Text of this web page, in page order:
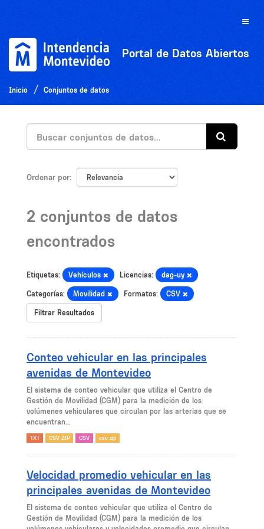
Toggle
Portal de Datos Abiertos
Inicio Conjuntos de datos
Ordenar por
2 conjuntos de datos
encontrados
Etiquetas: Vehículos Licencias: dag-uy
Categorías: Movilidad Formatos: CSV
Filtrar Resultados
Conteo vehicular en las principales
avenidas de Montevideo
El sistema de conteo vehicular que utiliza el Centro de
Gestión de Movilidad (CGM) para la medición de los
volúmenes vehiculares que circulan por las arterias que se
encuentran...
TXT CSV ZIP CSV csv zip
Velocidad promedio vehicular en las
principales avenidas de Montevideo
El sistema de conteo vehicular que utiliza el Centro de
Gestión de Movilidad (CGM) para la medición de los